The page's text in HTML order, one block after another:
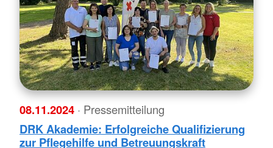
08.11.2024 · Pressemitteilung
DRK Akademie: Erfolgreiche Qualifizierung
zur Pflegehilfe und Betreuungskraft